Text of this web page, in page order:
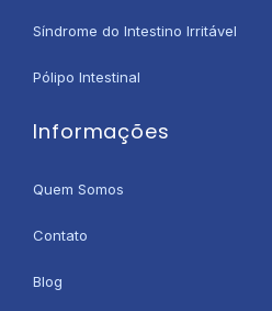
Síndrome do Intestino Irritável
Pólipo Intestinal
Informações
Quem Somos
Contato
Blog